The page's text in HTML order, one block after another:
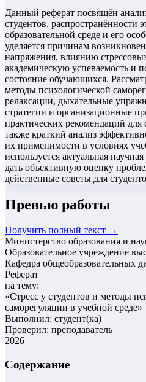
Данный реферат посвящён
студентов, распространённости
образовательной среде и его
уделяется причинам
напряжения, влиянию
академическую успеваемость и
состояние обучающихся.
методы психологической
релаксации, дыхательные
стратегии и организационные
практических рекомендаций для
также краткий анализ
их применимости в условиях
используется актуальная
дать объективную оценку
действенные советы для
Превью работы
Получить полный текст →
Министерство образования и
Образовательное учреждение
Кафедра общеобразовательных
Реферат
на тему:
«Стресс у студентов и методы
саморегуляции в учебной среде»
Выполнил: студент(ка)
Проверил: преподаватель
2026
Содержание